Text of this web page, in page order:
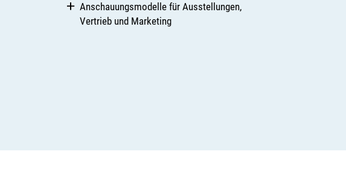
Anschauungsmodelle für Ausstellungen,
Vertrieb und Marketing